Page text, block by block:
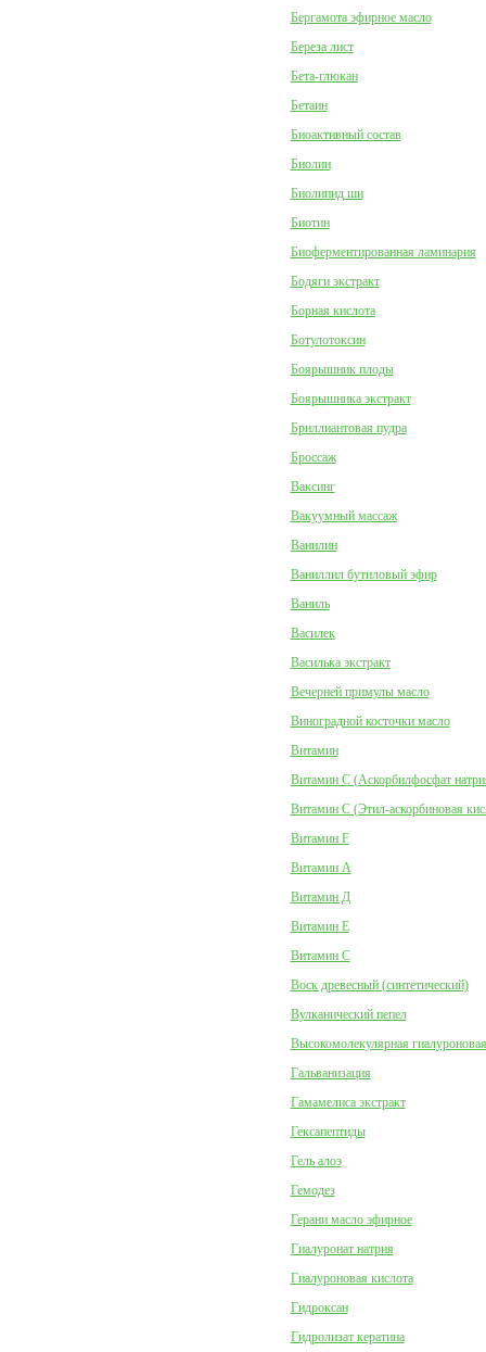
Бергамота эфирное масло
Береза лист
Бета-глюкан
Бетаин
Биоактивный состав
Биолин
Биолипид ши
Биотин
Биоферментированная ламинария
Бодяги экстракт
Борная кислота
Ботулотоксин
Боярышник плоды
Боярышника экстракт
Бриллиантовая пудра
Броссаж
Ваксинг
Вакуумный массаж
Ванилин
Ваниллил бутиловый эфир
Ваниль
Василек
Василька экстракт
Вечерней примулы масло
Виноградной косточки масло
Витамин
Витамин C (Аскорбилфосфат
Витамин C (Этил-аскорбиновая
Витамин F
Витамин А
Витамин Д
Витамин Е
Витамин С
Воск древесный (синтетический)
Вулканический пепел
Высокомолекулярная
Гальванизация
Гамамелиса экстракт
Гексапептиды
Гель алоэ
Гемодез
Герани масло эфирное
Гиалуронат натрия
Гиалуроновая кислота
Гидроксан
Гидролизат кератина